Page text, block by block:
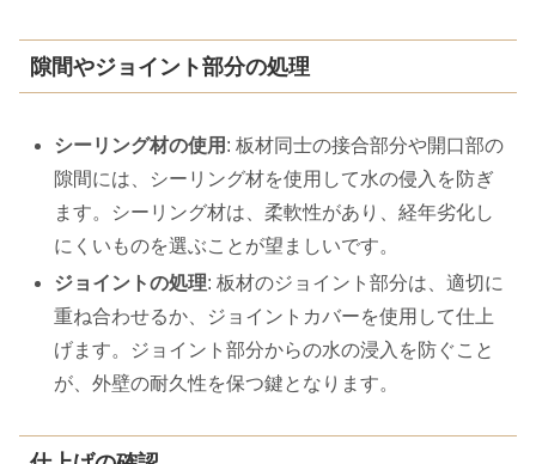
隙間やジョイント部分の処理
シーリング材の使用 : 板材同士の接合部分や開口部の
隙間には、シーリング材を使用して水の侵入を防ぎ
ます。シーリング材は、柔軟性があり、経年劣化し
にくいものを選ぶことが望ましいです。
ジョイントの処理: 板材のジョイント部分は、適切に
重ね合わせるか、ジョイントカバーを使用して仕上
げます。ジョイント部分からの水の浸入を防ぐこと
が、外壁の耐久性を保つ鍵となります。